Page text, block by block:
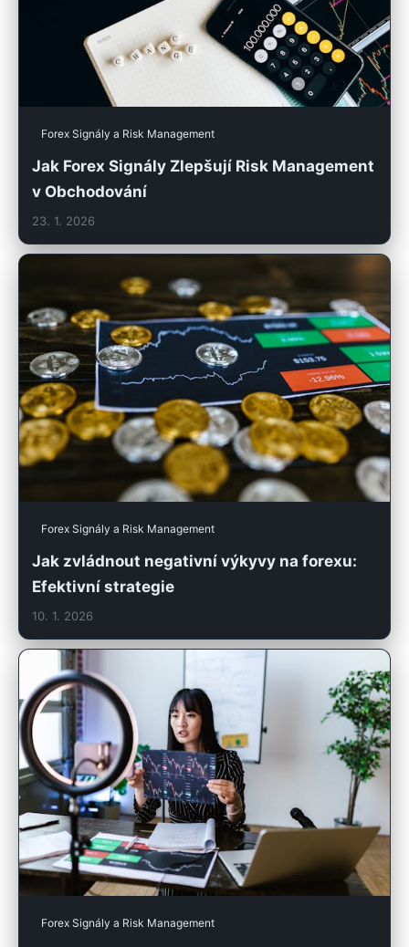
Forex Signály a Risk Management
Jak Forex Signály Zlepšují Risk Management
v Obchodování
23. 1. 2026
Forex Signály a Risk Management
Jak zvládnout negativní výkyvy na forexu:
Efektivní strategie
10. 1. 2026
Forex Signály a Risk Management